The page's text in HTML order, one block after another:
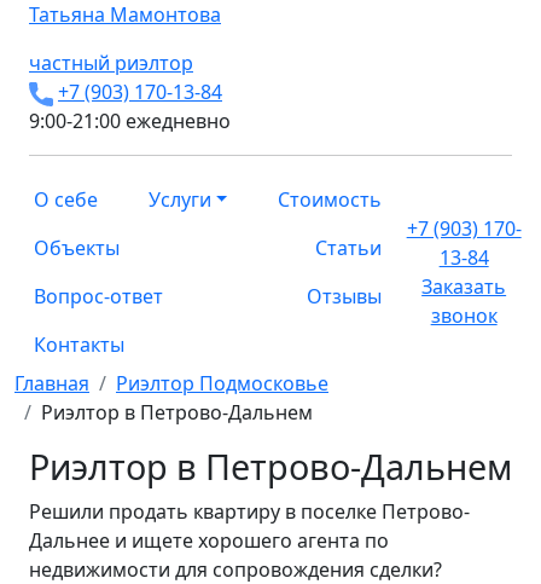
Татьяна Мамонтова
частный риэлтор
+7 (903) 170-13-84
9:00-21:00 ежедневно
О себе Услуги
Стоимость
Объекты
Статьи
Вопрос-ответ
Отзывы
Контакты
+7 (903) 170-
13-84
Заказать
звонок
Главная
Риэлтор Подмосковье
Риэлтор в Петрово-Дальнем
Риэлтор в Петрово-Дальнем
Решили продать квартиру в поселке Петрово-
Дальнее и ищете хорошего агента по
недвижимости для сопровождения сделки?